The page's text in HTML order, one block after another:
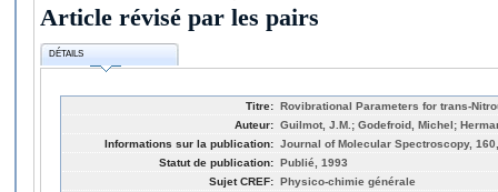
Article révisé par les pairs
DÉTAILS
Titre: Rovibrational Parameters for trans-
Auteur: Guilmot, J.M.; Godefroid, Michel;
Informations sur la publication: Journal of Molecular Spectroscopy,
Statut de publication: Publié, 1993
Sujet CREF: Physico-chimie générale